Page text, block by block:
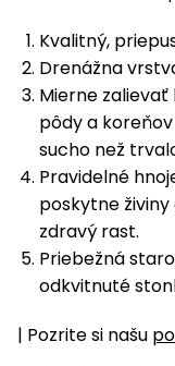
Kvalitný,
Drenážna
Mierne
pôdy a
sucho než
Pravidelné
poskytne
zdravý rast.
Priebežná
odkvitnuté
| Pozrite si našu